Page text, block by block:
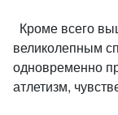
Кроме всего
великолепным
одновременно
атлетизм,